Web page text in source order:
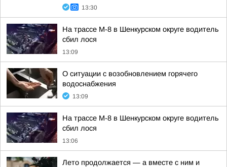
13:30
На трассе М-8 в Шенкурском округе водитель
сбил лося
13:09
О ситуации с возобновлением горячего
водоснабжения
13:09
На трассе М-8 в Шенкурском округе водитель
сбил лося
13:06
Лето продолжается — а вместе с ним и